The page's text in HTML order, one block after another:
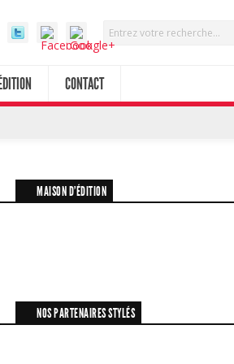
CONTACT
MAISON D’ÉDITION
NOS PARTENAIRES STYLÉS